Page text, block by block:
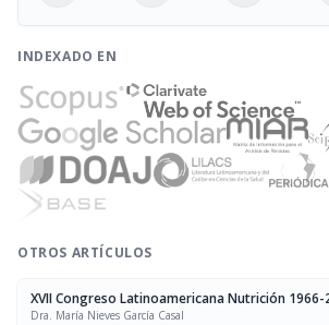
INDEXADO EN
OTROS ARTÍCULOS
XVII Congreso Latinoamericana Nutrición 1966-
Dra. María Nieves García Casal